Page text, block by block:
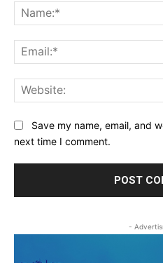
Save my name, email, and
next time I comment.
-